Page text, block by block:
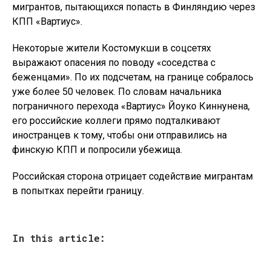
мигрантов, пытающихся попасть в Финляндию через
КПП «Вартиус».
Некоторые жители Костомукши в соцсетях
выражают опасения по поводу «соседства с
беженцами». По их подсчетам, на границе собралось
уже более 50 человек. По словам начальника
пограничного перехода «Вартиус» Йоуко Киннунена,
его российские коллеги прямо подталкивают
иностранцев к тому, чтобы они отправились на
финскую КПП и попросили убежища.
Российская сторона отрицает содействие мигрантам
в попытках перейти границу.
In this article: